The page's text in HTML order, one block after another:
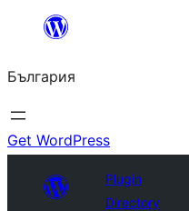
България
Get WordPress
Plugin
Directory